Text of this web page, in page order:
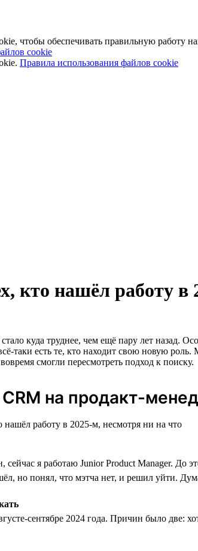
чтобы обеспечивать правильную работу
cookie
Правила использования файлов cookie
кто нашёл работу
куда труднее, чем ещё пару лет назад.
таки есть те, кто находит свою новую
смогли пересмотреть подход к поиску.
на продакт-
я работаю Junior Product Manager. До
но понял, что мэтча нет, и решил уйти.
сентябре 2024 года. Причин было две: